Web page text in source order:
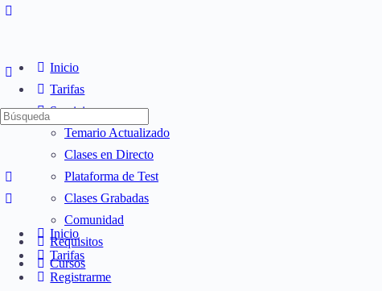
Inicio
Tarifas
Servicios
Temario Actualizado
Clases en Directo
Plataforma de Test
Clases Grabadas
Comunidad
Requisitos
Cursos
Búsqueda
Inicio
Tarifas
Registrarme